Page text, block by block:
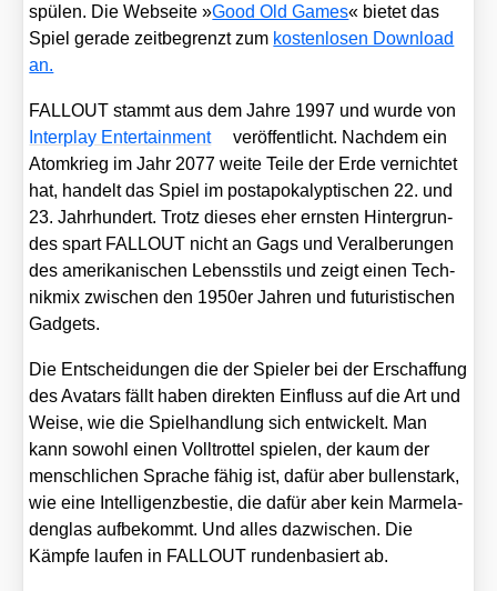
spü­len. Die Web­sei­te »Good Old Games« bie­tet das
Spiel gera­de zeit­be­grenzt zum kos­ten­lo­sen Down­load
an.
FALLOUT stammt aus dem Jah­re 1997 und wur­de von
Inter­play Enter­tain­ment
ver­öf­fent­licht. Nach­dem ein
Atom­krieg im Jahr 2077 wei­te Tei­le der Erde ver­nich­tet
hat, han­delt das Spiel im post­apo­ka­lyp­ti­schen 22. und
23. Jahr­hun­dert. Trotz die­ses eher erns­ten Hin­ter­grun­
des spart FALLOUT nicht an Gags und Ver­al­be­run­gen
des ame­ri­ka­ni­schen Lebens­stils und zeigt einen Tech­
nik­mix zwi­schen den 1950er Jah­ren und futu­ris­ti­schen
Gad­gets.
Die Ent­schei­dun­gen die der Spie­ler bei der Erschaf­fung
des Ava­tars fällt haben direk­ten Ein­fluss auf die Art und
Wei­se, wie die Spiel­hand­lung sich ent­wi­ckelt. Man
kann sowohl einen Voll­trot­tel spie­len, der kaum der
mensch­li­chen Spra­che fähig ist, dafür aber bul­len­stark,
wie eine Intel­li­genz­bes­tie, die dafür aber kein Mar­me­la­
den­glas auf­be­kommt. Und alles dazwi­schen. Die
Kämp­fe lau­fen in FALLOUT run­den­ba­siert ab.